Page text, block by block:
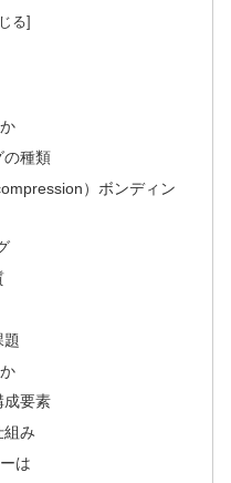
の種類
）ボンディン
題
成要素
組み
は